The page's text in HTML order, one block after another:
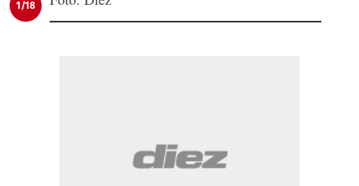
1/18